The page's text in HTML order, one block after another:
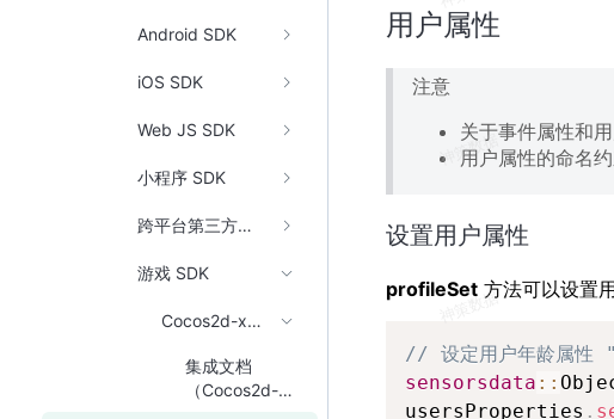
用户属性
注意
关于事件属性和
用户属性的命名
设置用户属性
profileSet 方法可以设置
// 设定用户年龄属
sensorsdata : :
usersProperties .
Android SDK
iOS SDK
Web JS SDK
小程序 SDK
跨平台第三方框架
游戏 SDK
Cocos2d-x SDK
集成文档
（Cocos2d-